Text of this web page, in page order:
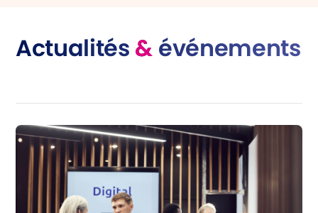
Actualités & événements